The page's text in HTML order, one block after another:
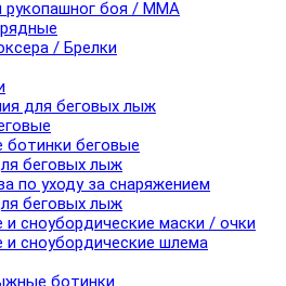
рукопашног боя / ММА
/ Брелки
для беговых лыж
беговые
беговых лыж
по уходу за снаряжением
беговых лыж
сноубордические маски / очки
сноубордические шлема
ботинки